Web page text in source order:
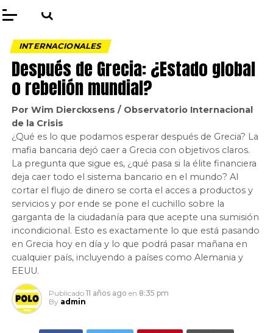
INTERNACIONALES
Después de Grecia: ¿Estado global
o rebelión mundial?
Por Wim Dierckxsens / Observatorio Internacional
de la Crisis
¿Qué es lo que podamos esperar después de Grecia? La
mafia bancaria dejó caer a Grecia con objetivos claros.
La pregunta que sigue es, ¿qué pasa si la élite financiera
deja caer todo el sistema bancario en el mundo? Al
cortar el flujo de dinero se corta el acces a productos y
servicios y por ende se pone el cuchillo sobre la
garganta de la ciudadanía para que acepte una sumisión
incondicional. Esto es exactamente lo que está pasando
en Grecia hoy en día y lo que podrá pasar mañana en
cualquier país, incluyendo a países como Alemania y
EEUU.
Publicado 11 años ago en 8:35 pm
By admin